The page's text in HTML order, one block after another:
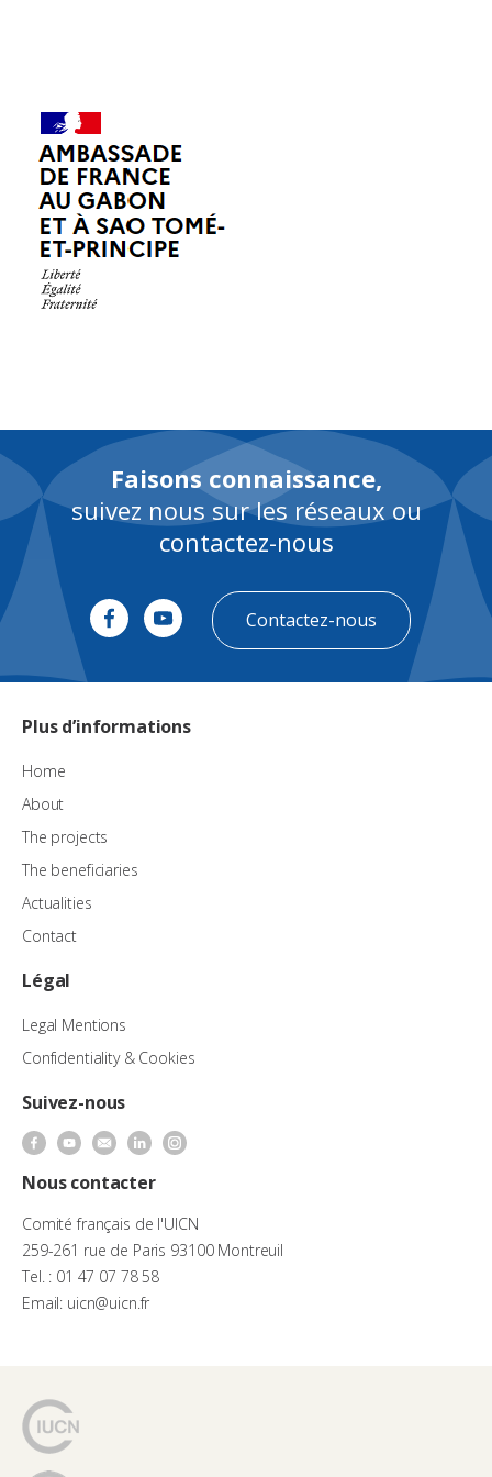
Faisons connaissance,
suivez nous sur les réseaux ou
contactez-nous
Contactez-nous
Plus d’informations
Home
About
The projects
The beneficiaries
Actualities
Contact
Légal
Legal Mentions
Confidentiality & Cookies
Suivez-nous
Nous contacter
Comité français de l'UICN
259-261 rue de Paris 93100 Montreuil
Tel. : 01 47 07 78 58
Email: uicn@uicn.fr